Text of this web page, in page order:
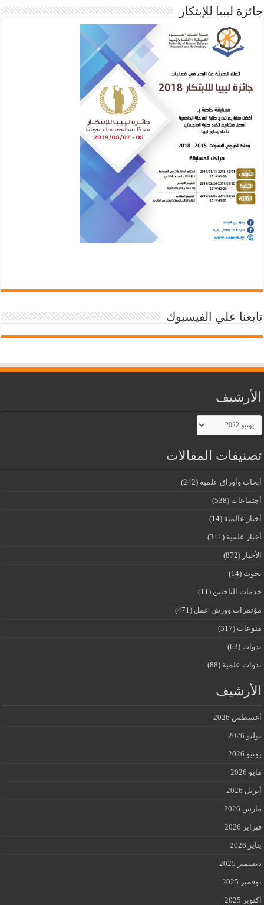
جائزة ليبيا للإبتكار
تابعنا علي الفيسبوك
الأرشيف
الأرشيف
تصنيفات المقالات
أبحاث وأوراق علمية (242)
أجتماعات (538)
أخبار عالمية (14)
أخبار علمية (311)
الأخبار (872)
بحوث (14)
خدمات الباحثين (11)
مؤتمرات وورش عمل (471)
منوعات (317)
ندوات (63)
ندوات علمية (88)
الأرشيف
أغسطس 2026
يوليو 2026
يونيو 2026
مايو 2026
أبريل 2026
مارس 2026
فبراير 2026
يناير 2026
ديسمبر 2025
نوفمبر 2025
أكتوبر 2025